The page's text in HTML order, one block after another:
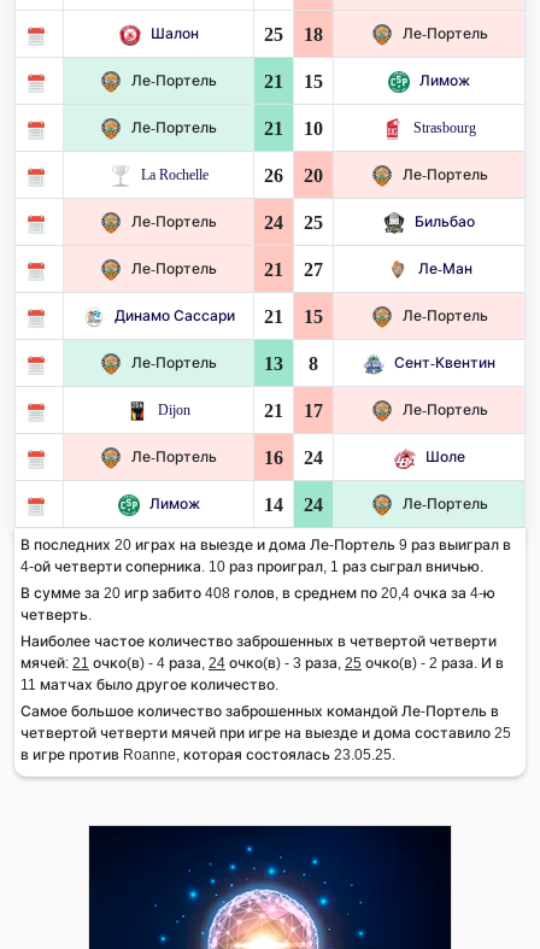
Шалон 25 18 Ле-Портель
Ле-Портель 21 15 Лимож
Ле-Портель 21 10 Strasbourg
La Rochelle 26 20 Ле-Портель
Ле-Портель 24 25 Бильбао
Ле-Портель 21 27 Ле-Ман
Динамо Сассари 21 15 Ле-Портель
Ле-Портель 13 8 Сент-Квентин
Dijon 21 17 Ле-Портель
Ле-Портель 16 24 Шоле
Лимож 14 24 Ле-Портель
В последних 20 играх на выезде и дома Ле-Портель 9 раз выиграл в
4-ой четверти соперника. 10 раз проиграл, 1 раз сыграл вничью.
В сумме за 20 игр забито 408 голов, в среднем по 20,4 очка за 4-ю
четверть.
Наиболее частое количество заброшенных в четвертой четверти
мячей: 21 очко(в) - 4 раза, 24 очко(в) - 3 раза, 25 очко(в) - 2 раза. И в
11 матчах было другое количество.
Самое большое количество заброшенных командой Ле-Портель в
четвертой четверти мячей при игре на выезде и дома составило 25
в игре против Roanne, которая состоялась 23.05.25.